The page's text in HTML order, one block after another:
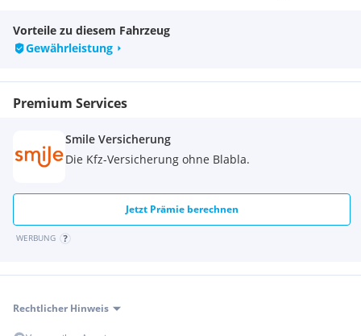
Serienausstattung / Highlights
- 4 Jahre Herstellergarantie
- ABS
- auswählbare Power Mode
- Anhängerkupplung
- Gepäckträger vorne
- Gepäckbox 100 lt. versperrbar
- Alufelgen im neuen Design
weitere Highlights der Touring Pro:
- Beadlock-Leichtmetallfelgen
- farbige Stoßdämpferfedern
Vorteile zu diesem Fahrzeug
Gewährleistung
Premium Services
Smile Versicherung
Die Kfz-Versicherung ohne Blabla.
Jetzt Prämie berechnen
WERBUNG
Rechtlicher Hinweis